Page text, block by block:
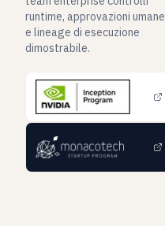
runtime, approvazioni umane
e lineage di esecuzione
dimostrabile.